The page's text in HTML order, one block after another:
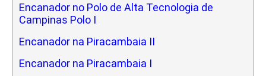
Encanador no Polo de Alta Tecnologia de
Campinas Polo I
Encanador na Piracambaia II
Encanador na Piracambaia I